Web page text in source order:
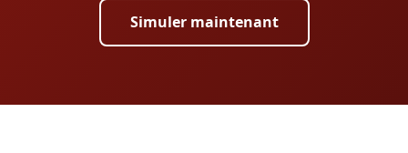
Simuler maintenant